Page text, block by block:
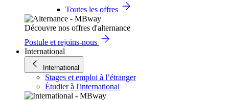
Toutes les offres
Découvre nos offres d'alternance
Postule et rejoins-nous
International
International
Stages et emploi à l’étranger
Étudier à l'international